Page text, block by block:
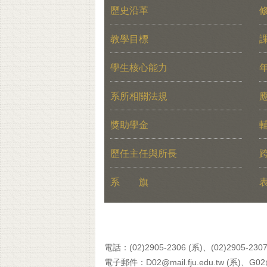
歷史沿革
教學目標
學生核心能力
系所相關法規
獎助學金
歷任主任與所長
系 旗
電話：(02)2905-2306 (系)、(02)2905-
電子郵件：D02@mail.fju.edu.tw (系)、